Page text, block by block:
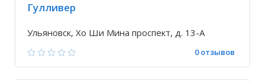
Гулливер
Ульяновск, Хо Ши Мина проспект, д. 13-А
0 отзывов